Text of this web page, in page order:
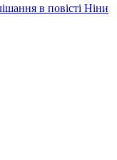
в повісті Ніни